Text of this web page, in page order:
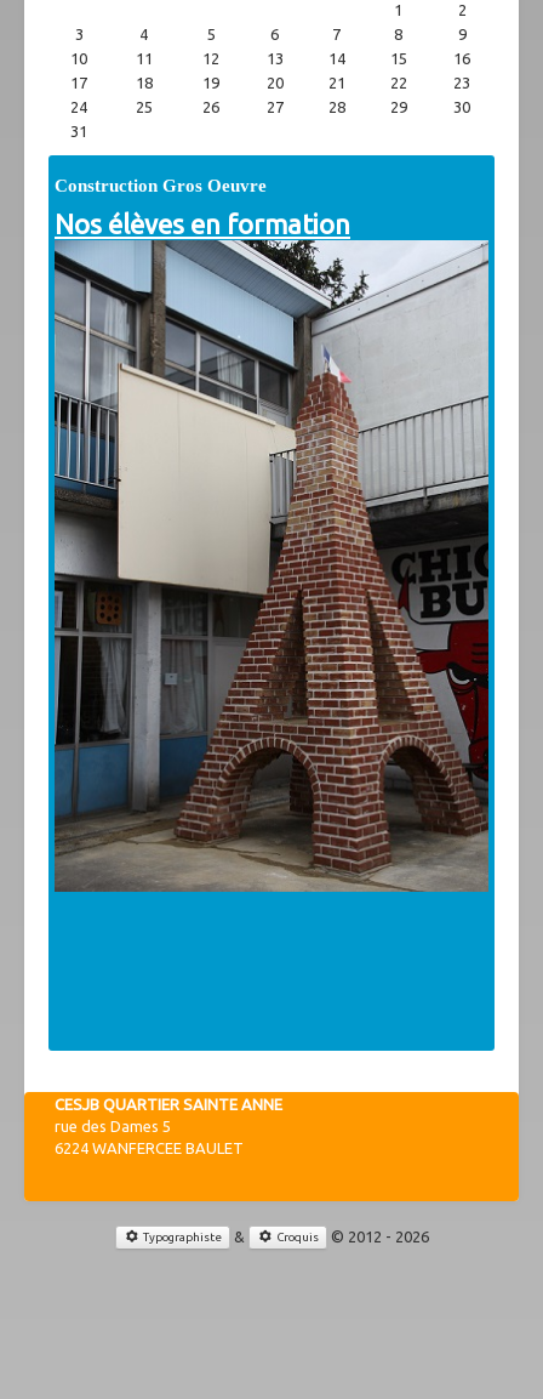
1
2
3
4 5 6 7 8
9
10
11 12 13 14 15
16
17
18 19 20 21 22
23
24
25 26 27 28 29
30
31
Construction Gros Oeuvre
Nos élèves en formation
CESJB QUARTIER SAINTE ANNE
rue des Dames 5
6224 WANFERCEE BAULET
Typographiste & Croquis © 2012 - 2026